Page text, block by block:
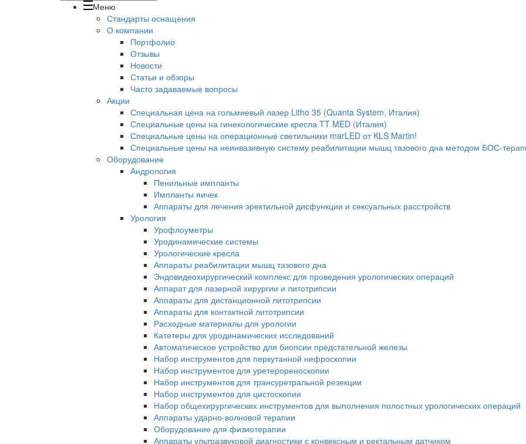
Меню
Стандарты оснащения
О компании
Портфолио
Отзывы
Новости
Статьи и обзоры
Часто задаваемые вопросы
Акции
Специальная цена на гольмиевый лазер Litho 35 (Quanta System, Италия)
Специальные цены на гинекологические кресла TT MED (Италия)
Специальные цены на операционные светильники marLED от KLS Martin!
Специальные цены на неинвазивную систему реабилитации мышц тазового дна методом БОС-
Оборудование
Андрология
Пенильные импланты
Импланты яичек
Аппараты для лечения эректильной дисфункции и сексуальных расстройств
Урология
Урофлоуметры
Уродинамические системы
Урологические кресла
Аппараты реабилитации мышц тазового дна
Эндовидеохирургический комплекс для проведения урологических операций
Аппарат для лазерной хирургии и литотрипсии
Аппараты для дистанционной литотрипсии
Аппараты для контактной литотрипсии
Расходные материалы для урологии
Катетеры для уродинамических исследований
Автоматическое устройство для биопсии предстательной железы
Набор инструментов для перкутанной нефроскопии
Набор инструментов для уретерореноскопии
Набор инструментов для трансуретральной резекции
Набор инструментов для цистоскопии
Набор общехирургических инструментов для выполнения полостных урологических операций
Аппараты ударно-волновой терапии
Оборудование для физиотерапии
Аппараты ультразвуковой диагностики с конвексным и ректальным датчиком